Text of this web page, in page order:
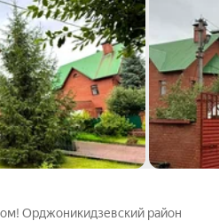
Орджоникидзевский район